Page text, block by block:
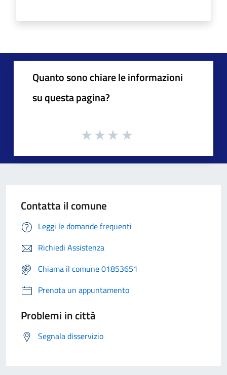
Quanto sono chiare le informazioni
su questa pagina?
Contatta il comune
Leggi le domande frequenti
Richiedi Assistenza
Chiama il comune 01853651
Prenota un appuntamento
Problemi in città
Segnala disservizio